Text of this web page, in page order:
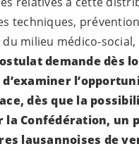
techniques,
milieu médico-social,
demande dès
dès que la
la Confédération, un
lausannoises de